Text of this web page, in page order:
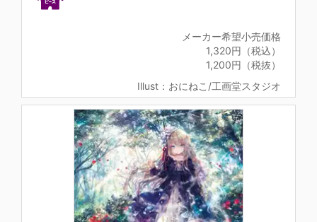
メーカー希望小売価格
1,320円（税込）
1,200円（税抜）
Illust：おにねこ/工画堂スタジオ